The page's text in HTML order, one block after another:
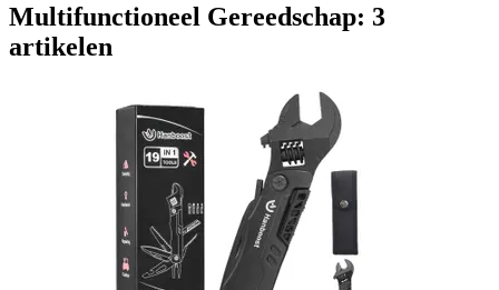
Multifunctioneel Gereedschap: 3
artikelen